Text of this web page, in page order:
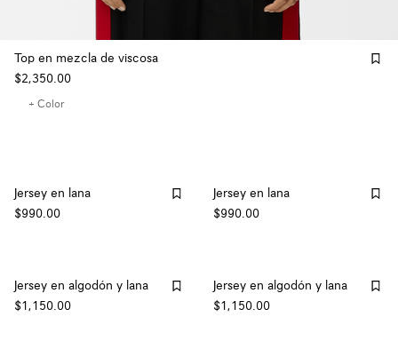
Top en mezcla de viscosa
$2,350.00
+ Color
Jersey en lana
$990.00
Jersey en lana
$990.00
Jersey en algodón y lana
$1,150.00
Jersey en algodón y lana
$1,150.00